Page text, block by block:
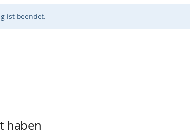
ist beendet.
haben